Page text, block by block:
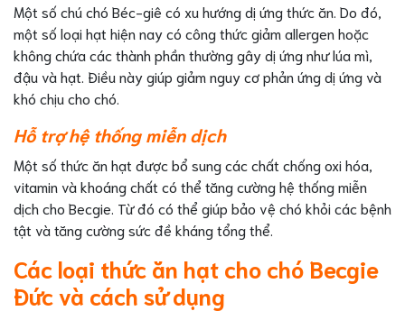
Một số chú chó Béc-giê có xu hướng dị ứng thức ăn. Do đó,
một số loại hạt hiện nay có công thức giảm allergen hoặc
không chứa các thành phần thường gây dị ứng như lúa mì,
đậu và hạt. Điều này giúp giảm nguy cơ phản ứng dị ứng và
khó chịu cho chó.
Hỗ trợ hệ thống miễn dịch
Một số thức ăn hạt được bổ sung các chất chống oxi hóa,
vitamin và khoáng chất có thể tăng cường hệ thống miễn
dịch cho Becgie. Từ đó có thể giúp bảo vệ chó khỏi các bệnh
tật và tăng cường sức đề kháng tổng thể.
Các loại thức ăn hạt cho chó Becgie
Đức và cách sử dụng